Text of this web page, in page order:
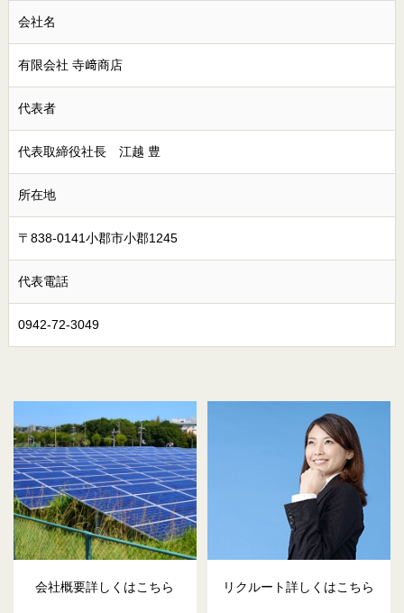
会社名
有限会社 寺﨑商店
代表者
代表取締役社長 江越 豊
所在地
〒838-0141小郡市小郡1245
代表電話
0942-72-3049
会社概要詳しくはこちら リクルート詳しくはこちら